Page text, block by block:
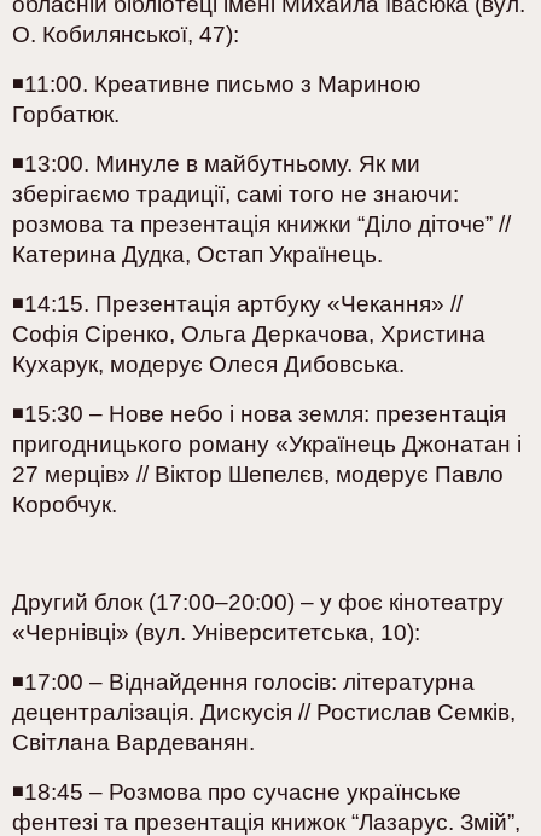
О. Кобилянської, 47):
◾️11:00. Креативне письмо з Мариною
Горбатюк.
◾️13:00. Минуле в майбутньому. Як ми
зберігаємо традиції, самі того не знаючи:
розмова та презентація книжки “Діло діточе” //
Катерина Дудка, Остап Українець.
◾️14:15. Презентація артбуку «Чекання» //
Софія Сіренко, Ольга Деркачова, Христина
Кухарук, модерує Олеся Дибовська.
◾️15:30 – Нове небо і нова земля: презентація
пригодницького роману «Українець Джонатан і
27 мерців» // Віктор Шепелєв, модерує Павло
Коробчук.
Другий блок (17:00–20:00) – у фоє кінотеатру
«Чернівці» (вул. Університетська, 10):
◾️17:00 – Віднайдення голосів: літературна
децентралізація. Дискусія // Ростислав Семків,
Світлана Вардеванян.
◾️18:45 – Розмова про сучасне українське
фентезі та презентація книжок “Лазарус. Змій”,